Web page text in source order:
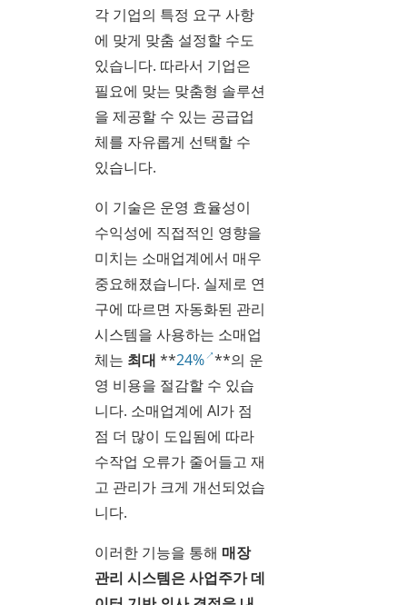
각 기업의 특정 요구 사항
에 맞게 맞춤 설정할 수도
있습니다. 따라서 기업은
필요에 맞는 맞춤형 솔루션
을 제공할 수 있는 공급업
체를 자유롭게 선택할 수
있습니다.
이 기술은 운영 효율성이
수익성에 직접적인 영향을
미치는 소매업계에서 매우
중요해졌습니다. 실제로 연
구에 따르면 자동화된 관리
시스템을 사용하는 소매업
체는 최대 **24% **의 운
영 비용을 절감할 수 있습
니다. 소매업계에 AI가 점
점 더 많이 도입됨에 따라
수작업 오류가 줄어들고 재
고 관리가 크게 개선되었습
니다.
이러한 기능을 통해 매장
관리 시스템은 사업주가 데